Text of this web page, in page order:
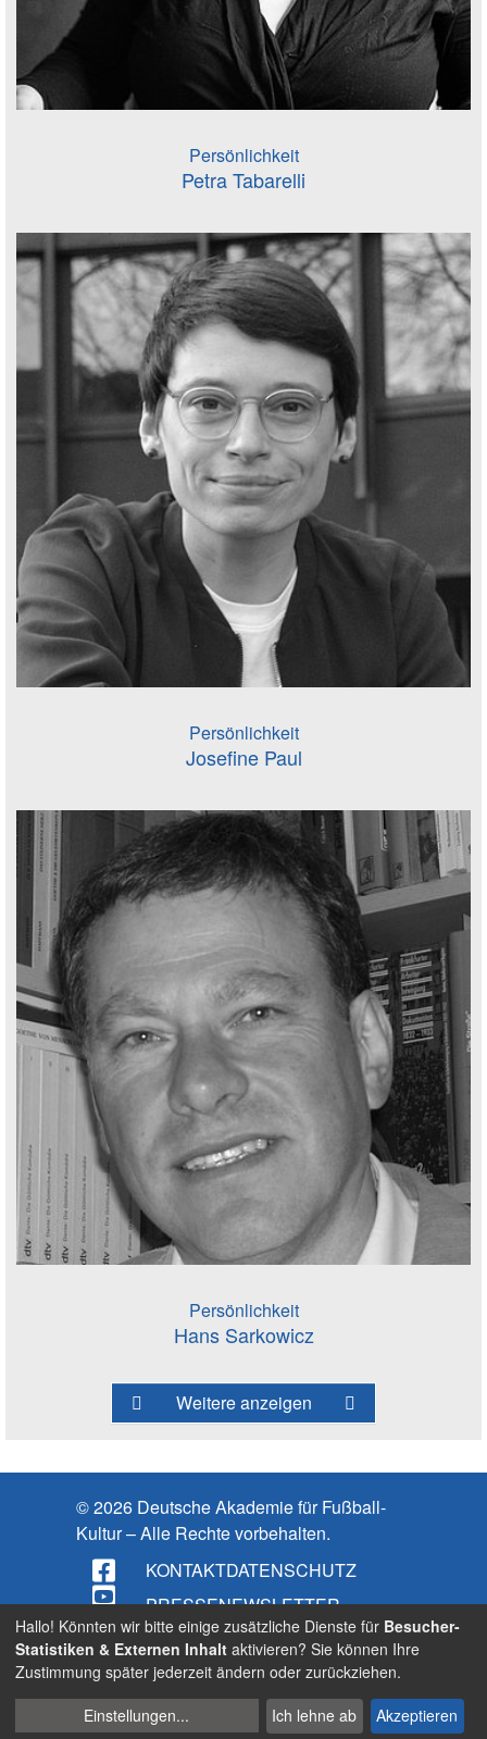
Persönlichkeit
Petra Tabarelli
Persönlichkeit
Josefine Paul
Persönlichkeit
Hans Sarkowicz
Weitere anzeigen
© 2026 Deutsche Akademie für Fußball-
Kultur – Alle Rechte vorbehalten.
KONTAKTDATENSCHUTZ
PRESSENEWSLETTER
IMPRESSUM
BARRIEREFREIHEIT
Suche
Cookies
Hallo! Könnten wir bitte einige zusätzliche Dienste für Besucher-
Statistiken & Externen Inhalt aktivieren? Sie können Ihre
Zustimmung später jederzeit ändern oder zurückziehen.
Einstellungen... Ich lehne ab Akzeptieren